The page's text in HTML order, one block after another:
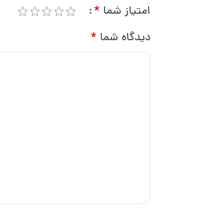
امتیاز شما *
دیدگاه شما *